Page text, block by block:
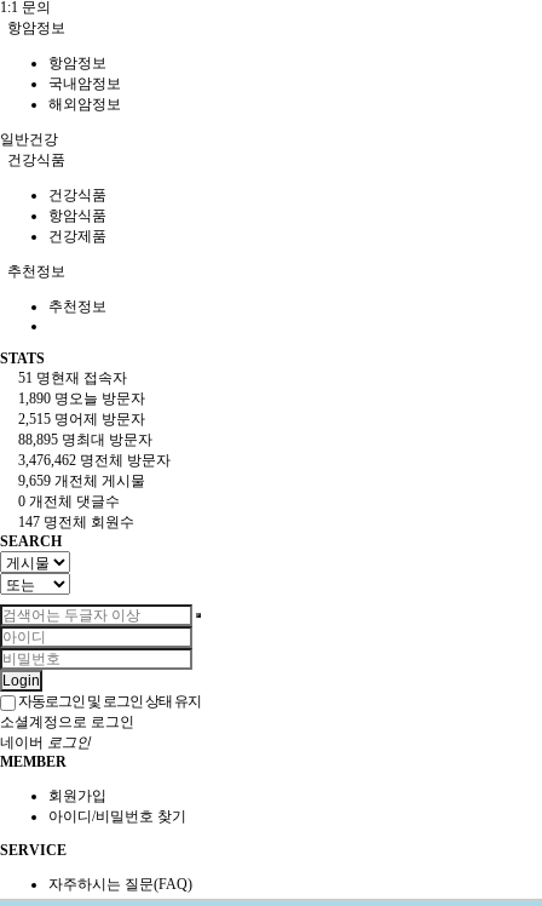
1:1 문의
항암정보
항암정보
국내암정보
해외암정보
일반건강
건강식품
건강식품
항암식품
건강제품
추천정보
추천정보
STATS
51 명현재 접속자
1,890 명오늘 방문자
2,515 명어제 방문자
88,895 명최대 방문자
3,476,462 명전체 방문자
9,659 개 전체 게시물
0 개 전체 댓글수
147 명전체 회원수
SEARCH
Login
자동로그인 및 로그인 상태 유지
소셜계정으로 로그인
네이버 로그인
MEMBER
회원가입
아이디/비밀번호 찾기
SERVICE
자주하시는 질문(FAQ)